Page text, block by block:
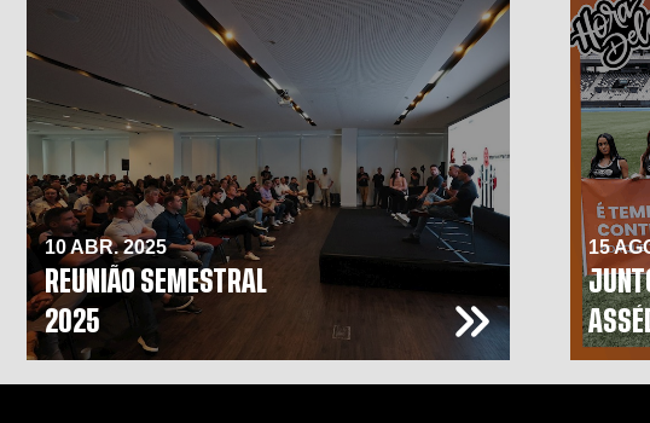
10 ABR. 2025
REUNIÃO SEMESTRAL
2025
15